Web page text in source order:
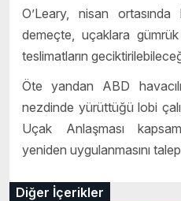
O’Leary, nisan
demeçte, uçaklara
teslimatların
Öte yandan ABD
nezdinde yürüttüğü lobi
Uçak Anlaşması
yeniden uygulanmasını
Diğer İçerikler